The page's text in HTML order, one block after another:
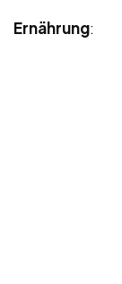
Ernährung: